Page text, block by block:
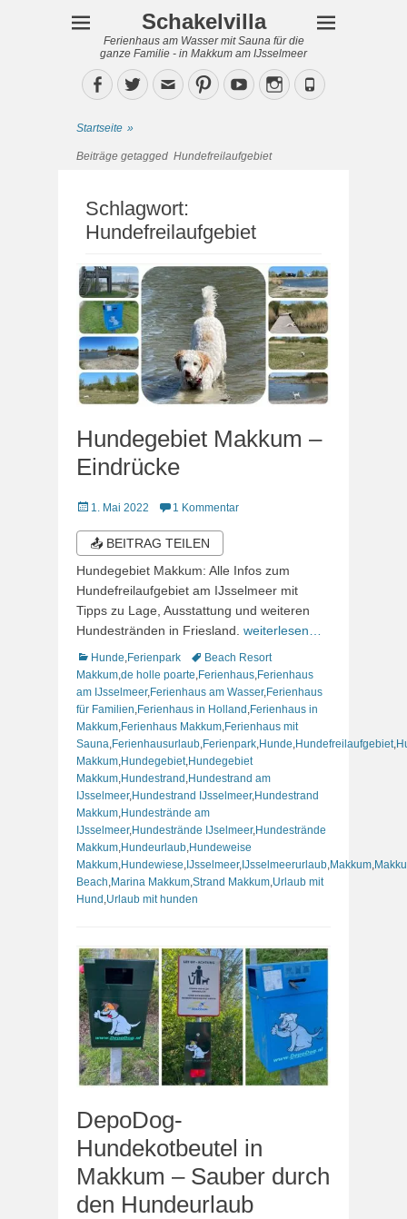
Schakelvilla
Ferienhaus am Wasser mit Sauna für die
ganze Familie - in Makkum am IJsselmeer
Facebook
TwitterEmailPinterestYouTubeInstagram
Phone
Startseite »
Beiträge getagged Hundefreilaufgebiet
Schlagwort:
Hundefreilaufgebiet
Hundegebiet Makkum –
Eindrücke
Veröffentlicht
1. Mai 2022 1 Kommentar
📤 BEITRAG TEILEN
Hundegebiet Makkum: Alle Infos zum
Hundefreilaufgebiet am IJsselmeer mit
Tipps zu Lage, Ausstattung und weiteren
Hundestränden in Friesland. weiterlesen…
Kategorien
Hunde Ferienpark Schlagworte
Beach Resort
Makkum de holle poarte Ferienhaus Ferienhaus
am IJsselmeer, Ferienhaus am Wasser, Ferienhaus
für Familien Ferienhaus in Holland Ferienhaus in
Makkum Ferienhaus Makkum Ferienhaus mit
Sauna Ferienhausurlaub Ferienpark Hunde Hundefreilaufgebiet
Makkum Hundegebiet, Hundegebiet
Makkum Hundestrand Hundestrand am
IJsselmeer, Hundestrand IJsselmeer, Hundestrand
Makkum Hundestrände am
IJsselmeer, Hundestrände IJselmeer, Hundestrände
Makkum Hundeurlaub Hundeweise
Makkum Hundewiese IJsselmeer, IJsselmeerurlaub Makkum
Beach Marina Makkum Strand Makkum Urlaub mit
Hund Urlaub mit hunden
DepoDog-
Hundekotbeutel in
Makkum – Sauber durch
den Hundeurlaub